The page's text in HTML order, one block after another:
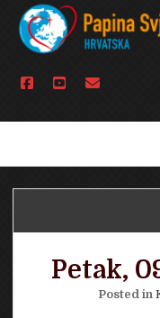
facebook
youtubeemail
Petak,
Posted in